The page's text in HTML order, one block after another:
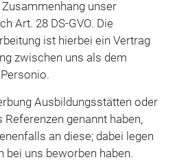
unser
Art. 28 DS-GVO. Die
ist hierbei ein Vertrag
zwischen uns als dem
Ausbildungsstätten oder
genannt haben,
an diese; dabei legen
bei uns beworben haben.